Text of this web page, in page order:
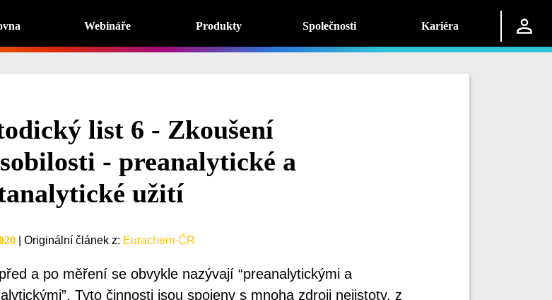
Webináře Produkty Společnosti Kariéra
list 6 - Zkoušení
- preanalytické a
užití
Originální článek z: Eurachem-ČR
a po měření se obvykle nazývají “preanalytickými a
Tyto činnosti jsou spojeny s mnoha zdroji nejistoty, z